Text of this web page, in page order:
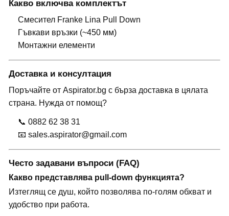
Какво включва комплектът
Смесител Franke Lina Pull Down
Гъвкави връзки (~450 мм)
Монтажни елементи
Доставка и консултация
Поръчайте от Aspirator.bg с бърза доставка в цялата
страна. Нужда от помощ?
📞 0882 62 38 31
📧 sales.aspirator@gmail.com
Често задавани въпроси (FAQ)
Какво представлява pull-down функцията?
Изтеглящ се душ, който позволява по-голям обхват и
удобство при работа.